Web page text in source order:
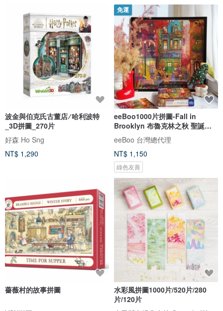
波金與伯克氏古董店 ∕ 哈利波特
_3D拼圖_270片
好森 Ho Sng
NT$ 1,290
免運
eeBoo1000片拼圖-Fall in
Brooklyn 布魯克林之秋 聖誕節
Christma
eeBoo 台灣總代理
NT$ 1,150
綠色友善
薔薇村的故事拼圖
水彩風拼圖1000片/520片/280
片/120片